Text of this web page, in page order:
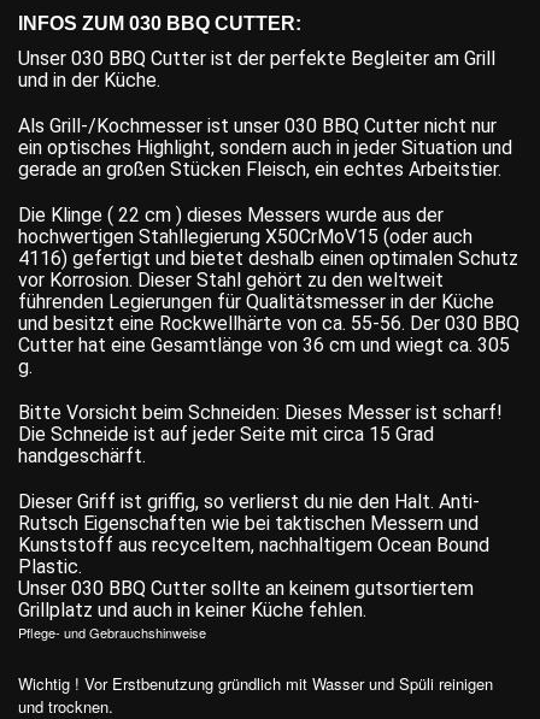
INFOS ZUM 030 BBQ CUTTER:
Unser 030 BBQ Cutter ist der perfekte Begleiter am Grill
und in der Küche.
Als Grill-/Kochmesser ist unser 030 BBQ Cutter nicht nur
ein optisches Highlight, sondern auch in jeder Situation und
gerade an großen Stücken Fleisch, ein echtes Arbeitstier.
Die Klinge ( 22 cm ) dieses Messers wurde aus der
hochwertigen Stahllegierung X50CrMoV15 (oder auch
4116) gefertigt und bietet deshalb einen optimalen Schutz
vor Korrosion. Dieser Stahl gehört zu den weltweit
führenden Legierungen für Qualitätsmesser in der Küche
und besitzt eine Rockwellhärte von ca. 55-56. Der 030 BBQ
Cutter hat eine Gesamtlänge von 36 cm und wiegt ca. 305
g.
Bitte Vorsicht beim Schneiden: Dieses Messer ist scharf!
Die Schneide ist auf jeder Seite mit circa 15 Grad
handgeschärft.
Dieser Griff ist griffig, so verlierst du nie den Halt. Anti-
Rutsch Eigenschaften wie bei taktischen Messern und
Kunststoff aus recyceltem, nachhaltigem Ocean Bound
Plastic.
Unser 030 BBQ Cutter sollte an keinem gutsortiertem
Grillplatz und auch in keiner Küche fehlen.
Pflege- und Gebrauchshinweise
Wichtig ! Vor Erstbenutzung gründlich mit Wasser und Spüli reinigen
und trocknen.